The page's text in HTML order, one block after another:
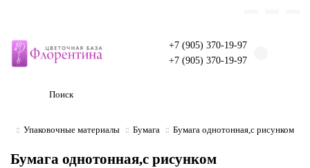
+7 (905) 370-19-97
+7 (905) 370-19-97
Упаковочные материалы Бумага Бумага однотонная,с рисунком
Бумага однотонная,с рисунком